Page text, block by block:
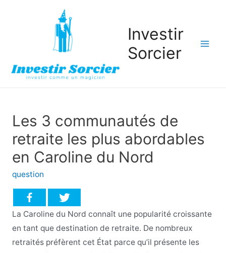
Investir
Sorcier
Les 3 communautés de
retraite les plus abordables
en Caroline du Nord
question
La Caroline du Nord connaît une popularité croissante
en tant que destination de retraite. De nombreux
retraités préfèrent cet État parce qu’il présente les